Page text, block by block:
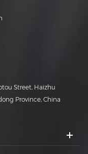
Street, Haizhu
Province, China